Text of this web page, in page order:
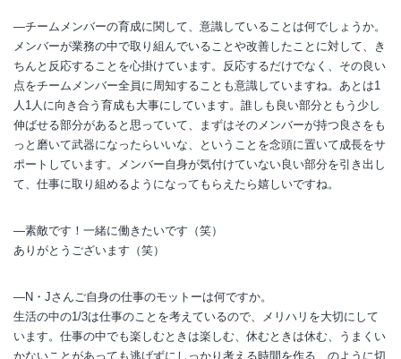
―チームメンバーの育成に関して、意識していることは何でしょうか。
メンバーが業務の中で取り組んでいることや改善したことに対して、き
ちんと反応することを心掛けています。反応するだけでなく、その良い
点をチームメンバー全員に周知することも意識していますね。あとは1
人1人に向き合う育成も大事にしています。誰しも良い部分ともう少し
伸ばせる部分があると思っていて、まずはそのメンバーが持つ良さをも
っと磨いて武器になったらいいな、ということを念頭に置いて成長をサ
ポートしています。メンバー自身が気付けていない良い部分を引き出し
て、仕事に取り組めるようになってもらえたら嬉しいですね。
―素敵です！一緒に働きたいです（笑）
ありがとうございます（笑）
―N・Jさんご自身の仕事のモットーは何ですか。
生活の中の1/3は仕事のことを考えているので、メリハリを大切にして
います。仕事の中でも楽しむときは楽しむ、休むときは休む、うまくい
かないことがあっても逃げずにしっかり考える時間を作る、のように切